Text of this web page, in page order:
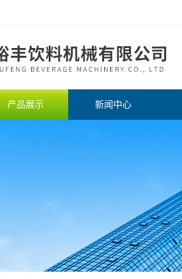
产品展示 新闻中心